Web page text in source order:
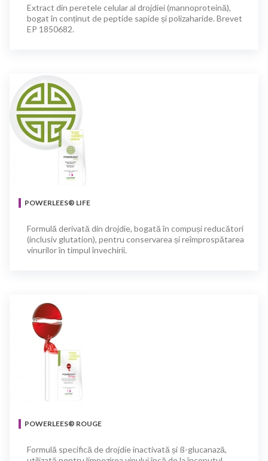
Extract din peretele celular al drojdiei (mannoproteină),
bogat în conținut de peptide sapide și polizaharide. Brevet
EP 1850682.
POWERLEES® LIFE
Formulă derivată din drojdie, bogată în compuși reducători
(inclusiv glutation), pentru conservarea și reîmprospătarea
vinurilor în timpul învechirii.
POWERLEES® ROUGE
Formulă specifică de drojdie inactivată și ß-glucanază,